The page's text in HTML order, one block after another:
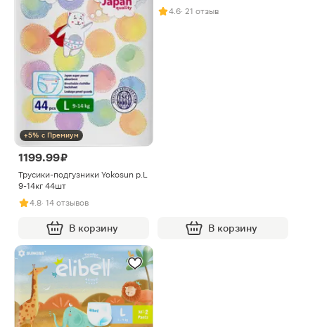
+5% с Премиум
1199.99 ₽
Трусики-подгузники Yokosun р.L
9-14кг 44шт
4.8· 14 отзывов
В корзину
4.6· 21 отзыв
В корзину